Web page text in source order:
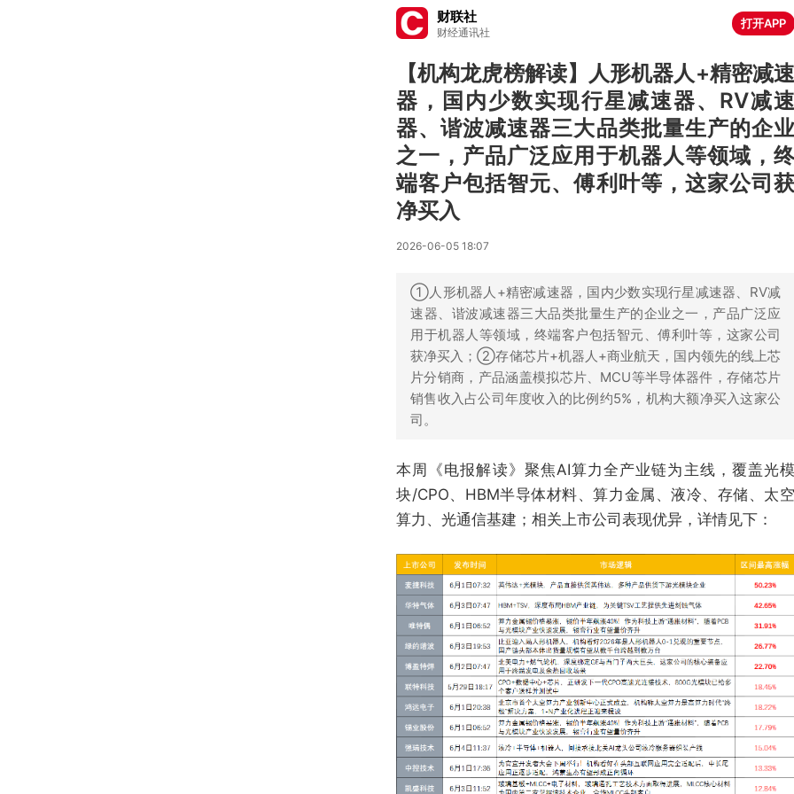
财联社
财经通讯社
打开APP
【机构龙虎榜解读】人形机器人+精密减速
器，国内少数实现行星减速器、RV减速
器、谐波减速器三大品类批量生产的企业
之一，产品广泛应用于机器人等领域，终
端客户包括智元、傅利叶等，这家公司获
净买入
2026-06-05 18:07
①人形机器人+精密减速器，国内少数实现行星减速器、RV减
速器、谐波减速器三大品类批量生产的企业之一，产品广泛应
用于机器人等领域，终端客户包括智元、傅利叶等，这家公司
获净买入；②存储芯片+机器人+商业航天，国内领先的线上芯
片分销商，产品涵盖模拟芯片、MCU等半导体器件，存储芯片
销售收入占公司年度收入的比例约5%，机构大额净买入这家公
司。
本周《电报解读》聚焦AI算力全产业链为主线，覆盖光模
块/CPO、HBM半导体材料、算力金属、液冷、存储、太空
算力、光通信基建；相关上市公司表现优异，详情见下：